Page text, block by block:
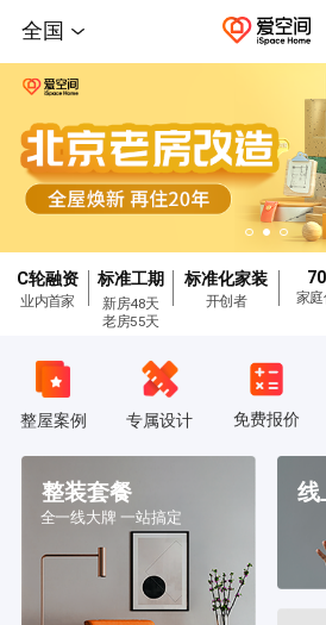
全国
C轮融资
业内首家
标准工期
新房48天
老房55天
标准化家装
开创者 家庭
整屋案例 专属设计 免费报价
整装套餐
全一线大牌 一站搞定
线